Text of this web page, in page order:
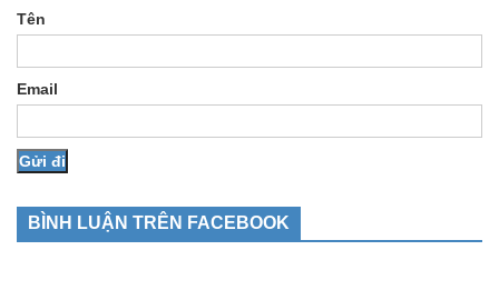
Tên
Email
BÌNH LUẬN TRÊN FACEBOOK